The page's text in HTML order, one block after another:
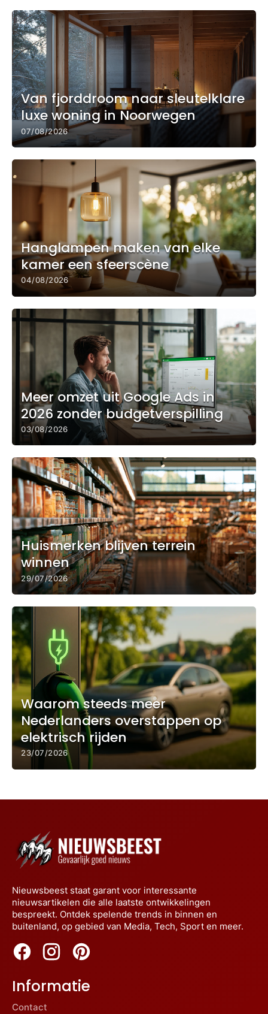
Van fjorddroom naar sleutelklare
luxe woning in Noorwegen
07/08/2026
Hanglampen maken van elke
kamer een sfeerscène
04/08/2026
Meer omzet uit Google Ads in
2026 zonder budgetverspilling
03/08/2026
Huismerken blijven terrein
winnen
29/07/2026
Waarom steeds meer
Nederlanders overstappen op
elektrisch rijden
23/07/2026
Nieuwsbeest staat garant voor interessante
nieuwsartikelen die alle laatste ontwikkelingen
bespreekt. Ontdek spelende trends in binnen en
buitenland, op gebied van Media, Tech, Sport en meer.
Informatie
Contact